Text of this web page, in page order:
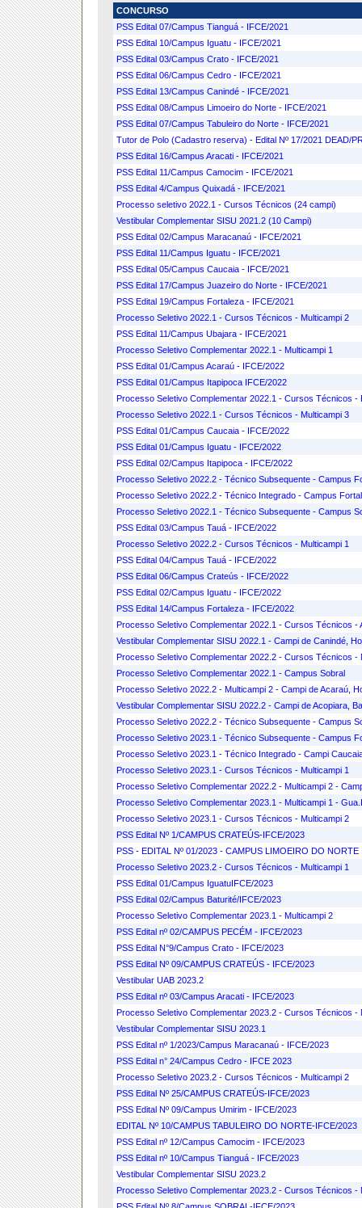
CONCURSO
PSS Edital 07/Campus Tianguá - IFCE/2021
PSS Edital 10/Campus Iguatu - IFCE/2021
PSS Edital 03/Campus Crato - IFCE/2021
PSS Edital 06/Campus Cedro - IFCE/2021
PSS Edital 13/Campus Canindé - IFCE/2021
PSS Edital 08/Campus Limoeiro do Norte - IFCE/2021
PSS Edital 07/Campus Tabuleiro do Norte - IFCE/2021
Tutor de Polo (Cadastro reserva) - Edital Nº 17/2021 DEAD/
PSS Edital 16/Campus Aracati - IFCE/2021
PSS Edital 11/Campus Camocim - IFCE/2021
PSS Edital 4/Campus Quixadá - IFCE/2021
Processo seletivo 2022.1 - Cursos Técnicos (24 campi)
Vestibular Complementar SISU 2021.2 (10 Campi)
PSS Edital 02/Campus Maracanaú - IFCE/2021
PSS Edital 11/Campus Iguatu - IFCE/2021
PSS Edital 05/Campus Caucaia - IFCE/2021
PSS Edital 17/Campus Juazeiro do Norte - IFCE/2021
PSS Edital 19/Campus Fortaleza - IFCE/2021
Processo Seletivo 2022.1 - Cursos Técnicos - Multicampi 2
PSS Edital 11/Campus Ubajara - IFCE/2021
Processo Seletivo Complementar 2022.1 - Multicampi 1
PSS Edital 01/Campus Acaraú - IFCE/2022
PSS Edital 01/Campus Itapipoca IFCE/2022
Processo Seletivo Complementar 2022.1 - Cursos Técnicos -
Processo Seletivo 2022.1 - Cursos Técnicos - Multicampi 3
PSS Edital 01/Campus Caucaia - IFCE/2022
PSS Edital 01/Campus Iguatu - IFCE/2022
PSS Edital 02/Campus Itapipoca - IFCE/2022
Processo Seletivo 2022.2 - Técnico Subsequente - Campus
Processo Seletivo 2022.2 - Técnico Integrado - Campus
Processo Seletivo 2022.1 - Técnico Subsequente - Campus
PSS Edital 03/Campus Tauá - IFCE/2022
Processo Seletivo 2022.2 - Cursos Técnicos - Multicampi 1
PSS Edital 04/Campus Tauá - IFCE/2022
PSS Edital 06/Campus Crateús - IFCE/2022
PSS Edital 02/Campus Iguatu - IFCE/2022
PSS Edital 14/Campus Fortaleza - IFCE/2022
Processo Seletivo Complementar 2022.1 - Cursos Técnicos -
Vestibular Complementar SISU 2022.1 - Campi de Canindé,
Processo Seletivo Complementar 2022.2 - Cursos Técnicos -
Processo Seletivo Complementar 2022.1 - Campus Sobral
Processo Seletivo 2022.2 - Multicampi 2 - Campi de Acaraú,
Vestibular Complementar SISU 2022.2 - Campi de Acopiara,
Processo Seletivo 2022.2 - Técnico Subsequente - Campus
Processo Seletivo 2023.1 - Técnico Subsequente - Campus
Processo Seletivo 2023.1 - Técnico Integrado - Campi
Processo Seletivo 2023.1 - Cursos Técnicos - Multicampi 1
Processo Seletivo Complementar 2022.2 - Multicampi 2 -
Processo Seletivo Complementar 2023.1 - Multicampi 1 -
Processo Seletivo 2023.1 - Cursos Técnicos - Multicampi 2
PSS Edital Nº 1/CAMPUS CRATEÚS-IFCE/2023
PSS - EDITAL Nº 01/2023 - CAMPUS LIMOEIRO DO NORTE
Processo Seletivo 2023.2 - Cursos Técnicos - Multicampi 1
PSS Edital 01/Campus IguatuIFCE/2023
PSS Edital 02/Campus Baturité/IFCE/2023
Processo Seletivo Complementar 2023.1 - Multicampi 2
PSS Edital nº 02/CAMPUS PECÉM - IFCE/2023
PSS Edital N°9/Campus Crato - IFCE/2023
PSS Edital Nº 09/CAMPUS CRATEÚS - IFCE/2023
Vestibular UAB 2023.2
PSS Edital nº 03/Campus Aracati - IFCE/2023
Processo Seletivo Complementar 2023.2 - Cursos Técnicos -
Vestibular Complementar SISU 2023.1
PSS Edital nº 1/2023/Campus Maracanaú - IFCE/2023
PSS Edital n° 24/Campus Cedro - IFCE 2023
Processo Seletivo 2023.2 - Cursos Técnicos - Multicampi 2
PSS Edital Nº 25/CAMPUS CRATEÚS-IFCE/2023
PSS Edital Nº 09/Campus Umirim - IFCE/2023
EDITAL Nº 10/CAMPUS TABULEIRO DO NORTE-IFCE/2023
PSS Edital nº 12/Campus Camocim - IFCE/2023
PSS Edital nº 10/Campus Tianguá - IFCE/2023
Vestibular Complementar SISU 2023.2
Processo Seletivo Complementar 2023.2 - Cursos Técnicos -